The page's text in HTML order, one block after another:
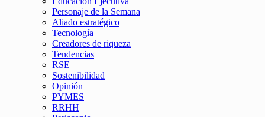
Personaje de la Semana
Aliado estratégico
Tecnología
Creadores de riqueza
Tendencias
RSE
Sostenibilidad
Opinión
PYMES
RRHH